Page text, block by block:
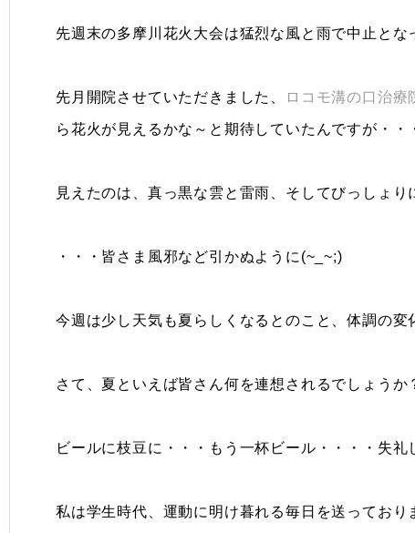
先週末の多摩川花火大会は猛烈な風と雨で中止とな
先月開院させていただきました、 ロコモ溝の口治療
ら花火が見えるかな～と期待していたんですが・・
見えたのは、真っ黒な雲と雷雨、そしてびっしょり
・・・皆さま風邪など引かぬように(~_~;)
今週は少し天気も夏らしくなるとのこと、体調の変
さて、夏といえば皆さん何を連想されるでしょうか
ビールに枝豆に・・・もう一杯ビール・・・・失
私は学生時代、運動に明け暮れる毎日を送っており